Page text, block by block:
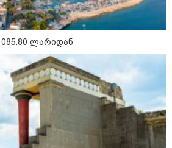
თბილისი - ბუდაპეშტი 1402.60
ლარიდან
თბილისი - რომი 894.40 ლარიდან
ლარიდან